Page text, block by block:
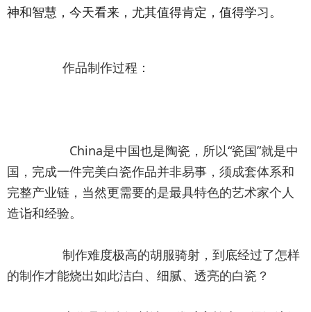
神和智慧，今天看来，尤其值得肯定，值得学习。
		作品制作过程：
国，完成一件完美白瓷作品并非易事，须成套体系和
完整产业链，当然更需要的是最具特色的艺术家个人
造诣和经验。
的制作才能烧出如此洁白、细腻、透亮的白瓷？